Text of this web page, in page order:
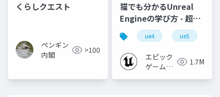
くらしクエスト
ペンギン
内閣
>100
猫でも分かるUnreal
Engineの学び方 - 超初
心者向け編 - 2023 v1.0
ue4 ue5
エピック
ゲームズ
1.7M